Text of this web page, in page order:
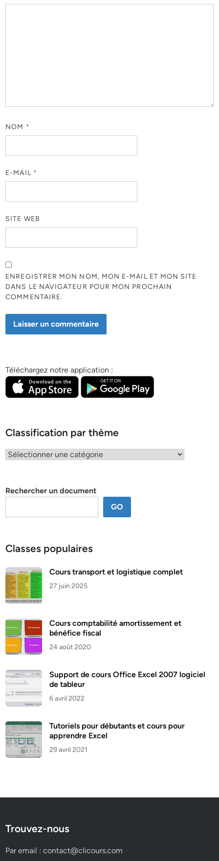
NOM *
E-MAIL *
SITE WEB
ENREGISTRER MON NOM, MON E-MAIL ET MON SITE
DANS LE NAVIGATEUR POUR MON PROCHAIN
COMMENTAIRE.
Téléchargez notre application :
Classification par thème
Classification
Rechercher un document
GO
Classes populaires
Cours transport et logistique complet
27 juin 2025
Cours comptabilité amortissement et
bénéfice fiscal
24 août 2020
Support de cours Office Excel 2007 logiciel
de tableur
6 avril 2022
Tutoriels pour débutants et cours pour
apprendre Excel
29 avril 2021
Trouvez-nous
Par email :contact@clicours.com